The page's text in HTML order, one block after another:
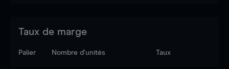
Taux de marge
Palier Nombre d’unités Taux